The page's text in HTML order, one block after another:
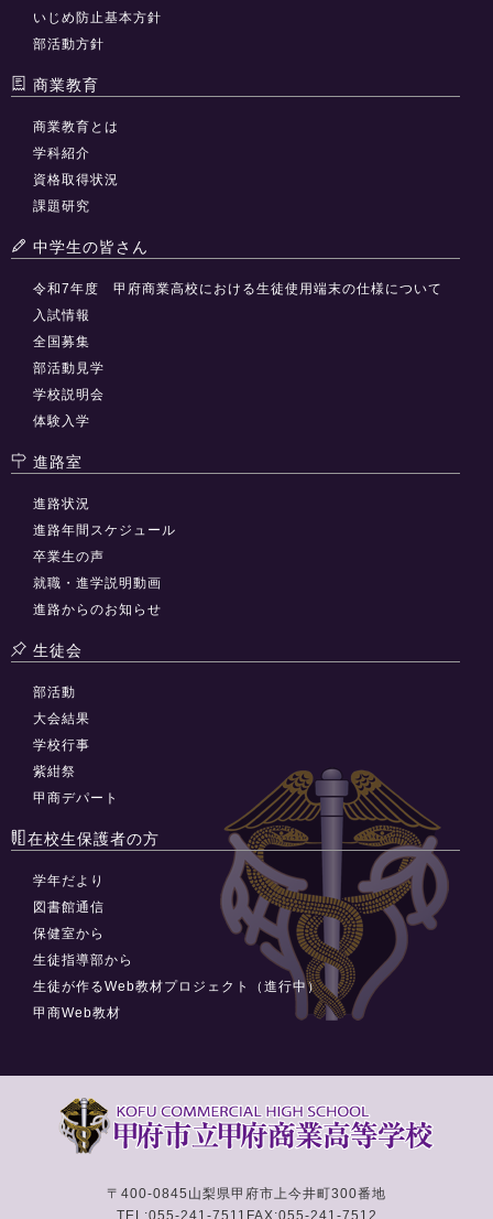
いじめ防止基本方針
部活動方針
商業教育
商業教育とは
学科紹介
資格取得状況
課題研究
中学生の皆さん
令和7年度 甲府商業高校における生徒使用端末の仕様について
入試情報
全国募集
部活動見学
学校説明会
体験入学
進路室
進路状況
進路年間スケジュール
卒業生の声
就職・進学説明動画
進路からのお知らせ
生徒会
部活動
大会結果
学校行事
紫紺祭
甲商デパート
在校生保護者の方
学年だより
図書館通信
保健室から
生徒指導部から
生徒が作るWeb教材プロジェクト（進行中）
甲商Web教材
〒400-0845 山梨県甲府市上今井町300番地
TEL:055-241-7511 FAX:055-241-7512